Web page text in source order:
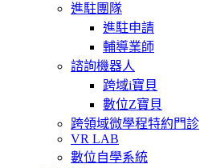
進駐團隊
進駐申請
輔導業師
諮詢機器人
跨域i寶貝
數位Z寶貝
跨領域微學程特約門診
VR LAB
數位自學系統